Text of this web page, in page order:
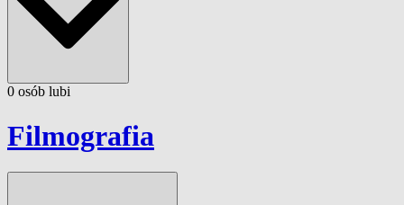
0 osób lubi
Filmografia